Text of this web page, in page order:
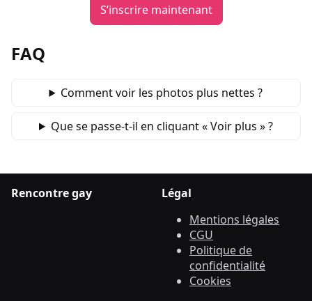
S’inscrire maintenant
FAQ
Comment voir les photos plus nettes ?
Que se passe‑t‑il en cliquant « Voir plus » ?
Rencontre gay
Légal
Mentions légales
CGU
Politique de
confidentialité
Cookies